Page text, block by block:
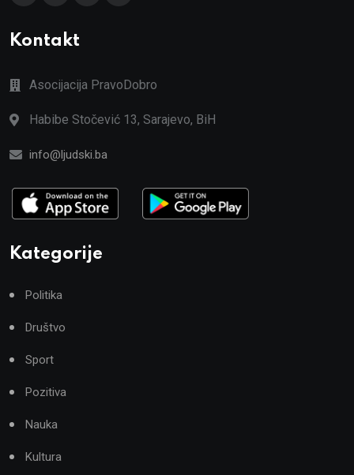
Kontakt
Asocijacija PravoDobro
Habibe Stočević 13, Sarajevo, BiH
info@ljudski.ba
Kategorije
Politika
Društvo
Sport
Pozitiva
Nauka
Kultura